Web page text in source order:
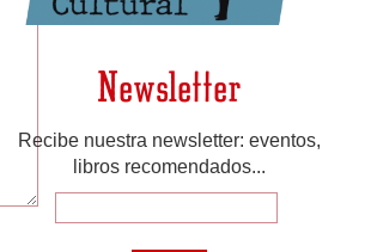
Newsletter
Recibe nuestra newsletter: eventos,
libros recomendados...